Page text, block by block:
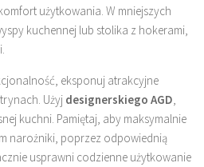
użytkowania. W mniejszych
kuchennej lub stolika z hokerami,
eksponuj atrakcyjne
Użyj designerskiego AGD
kuchni. Pamiętaj, aby maksymalnie
narożniki, poprzez odpowiednią
usprawni codzienne użytkowanie